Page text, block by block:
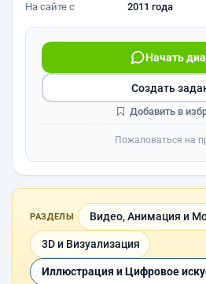
На сайте с
2011 года
Начать
Создать
Добавить в
Пожаловаться на
РАЗДЕЛЫ Видео, Анимация и
3D и Визуализация
Иллюстрация и Цифровое